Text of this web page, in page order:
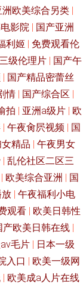
看 99日精品 超踫社
夜 福利午夜 91网址
妻自拍A片 国内国
天 日韩中文字幕 天
视频 aV不卡在线看
码一区日韩 91国语
久久艹an 男人的天
频在线观看免费 国
洲欧美综合另类 |
影院 | 国产亚洲
利姬 | 免费观看伦
级伦理片 | 国产午
| 国产精品密蕾丝
情 | 国产综合区 |
拍 | 亚洲a级片 | 欧
| 午夜肏屄视频 | 国
精品 | 午夜男女
| 乱伦社区二区三
| 欧美综合亚洲 | 国
放 | 午夜福利小电
观看 | 欧美日韩性
产欧美日韩在线 |
毛片 | 日本一级
入口 | 欧美一级网
| 欧美成a人片在线